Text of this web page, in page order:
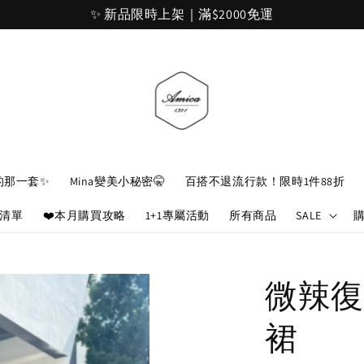
加入官網會員，立即折 $100
一套✨ Mina變美小秘密🤫 百搭不退流行款！限時1件88折
單 ❤️本月購買攻略 1+1專屬活動 所有商品 SALE
微辣
裙